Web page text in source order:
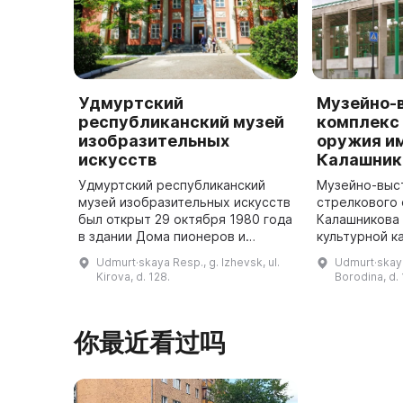
Удмуртский
республиканский музей
изобразительных
искусств
Удмуртский республиканский
музей изобразительных искусств
был открыт 29 октября 1980 года
в здании Дома пионеров и
основе переданной из
Удмуртского республиканского
Udmurt·skaya Resp., g. Izhevsk, ul.
Kirova, d. 128.
Музейно-
комплекс
оружия
Музейно-
Калашникова
культурной
столицы
Borodina, d.
你最近看过吗